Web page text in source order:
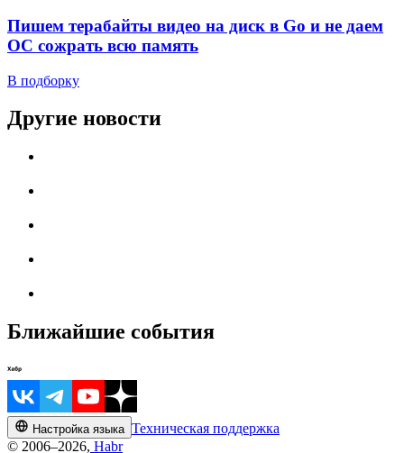
Пишем терабайты видео на диск в Go и не даем
ОС сожрать всю память
В подборку
Другие новости
Ближайшие события
Настройка языка Техническая поддержка
© 2006–2026, Habr